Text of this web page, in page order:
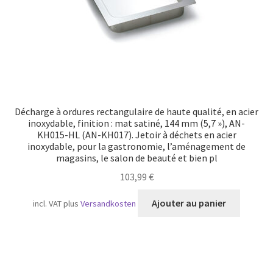
Décharge à ordures rectangulaire de haute qualité, en acier
inoxydable, finition : mat satiné, 144 mm (5,7 »), AN-
KH015-HL (AN-KH017). Jetoir à déchets en acier
inoxydable, pour la gastronomie, l’aménagement de
magasins, le salon de beauté et bien pl
103,99 €
incl. VATplusVersandkosten Ajouter au panier